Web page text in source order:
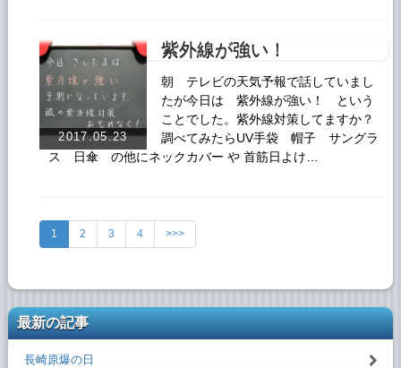
2017.05.23
紫外線が強い！
朝 テレビの天気予報で話していまし
たが今日は 紫外線が強い！ という
ことでした。紫外線対策してますか？
調べてみたらUV手袋 帽子 サングラ
ス 日傘 の他にネックカバー や 首筋日よけ…
1 2 3 4 >>>
最新の記事
長崎原爆の日